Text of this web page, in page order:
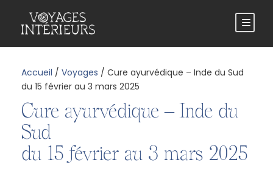
Accueil / Voyages / Cure ayurvédique – Inde du Sud
du 15 février au 3 mars 2025
Cure ayurvédique – Inde du
Sud
du 15 février au 3 mars 2025